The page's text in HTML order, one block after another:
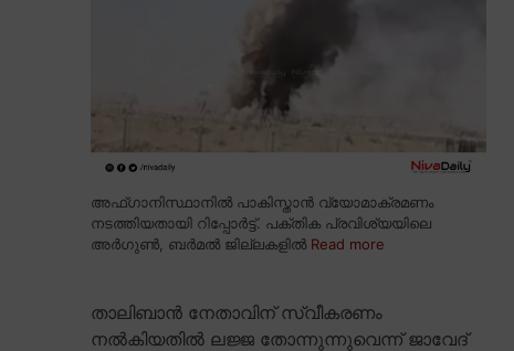
അഫ്ഗാനിസ്ഥാനിൽ പാകിസ്താൻ വ്യോമാക്രമണം
നടത്തിയതായി റിപ്പോർട്ട്. പക്തിക പ്രവിശ്യയിലെ
അർഗുൺ, ബർമൽ ജില്ലകളിൽ Read more
താലിബാൻ നേതാവിന് സ്വീകരണം
നൽകിയതിൽ ലജ്ജ തോന്നുന്നുവെന്ന് ജാവേദ്